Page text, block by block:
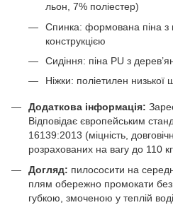
льон, 7% поліестер)
Спинка: формована піна з
конструкцією
Сидіння: піна PU з
Ніжки: поліетилен низької
Додаткова інформація:
Відповідає європейським
16139:2013 (міцність,
розрахованих на вагу до 110
Догляд: пилососити на
плям обережно промокати
губкою, змоченою у теплій